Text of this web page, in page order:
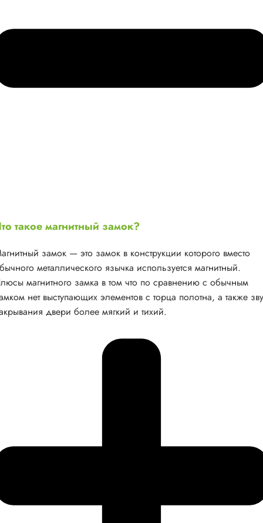
такое магнитный замок?
замок — это замок в конструкции которого вместо
металлического язычка используется магнитный.
магнитного замка в том что по сравнению с обычным
нет выступающих элементов с торца полотна, а также
двери более мягкий и тихий.